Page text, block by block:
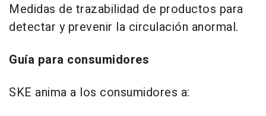
Medidas de trazabilidad de productos para
detectar y prevenir la circulación anormal.
Guía para consumidores
SKE anima a los consumidores a: